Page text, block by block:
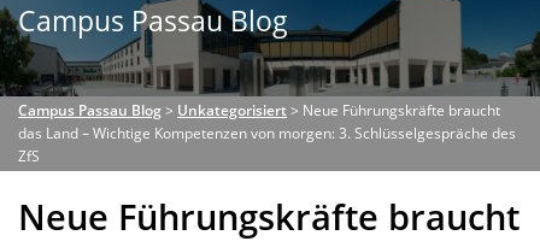
Campus Passau Blog
Campus Passau Blog> Unkategorisiert> Neue Führungskräfte braucht
das Land – Wichtige Kompetenzen von morgen: 3. Schlüsselgespräche des
ZfS
Neue Führungskräfte braucht